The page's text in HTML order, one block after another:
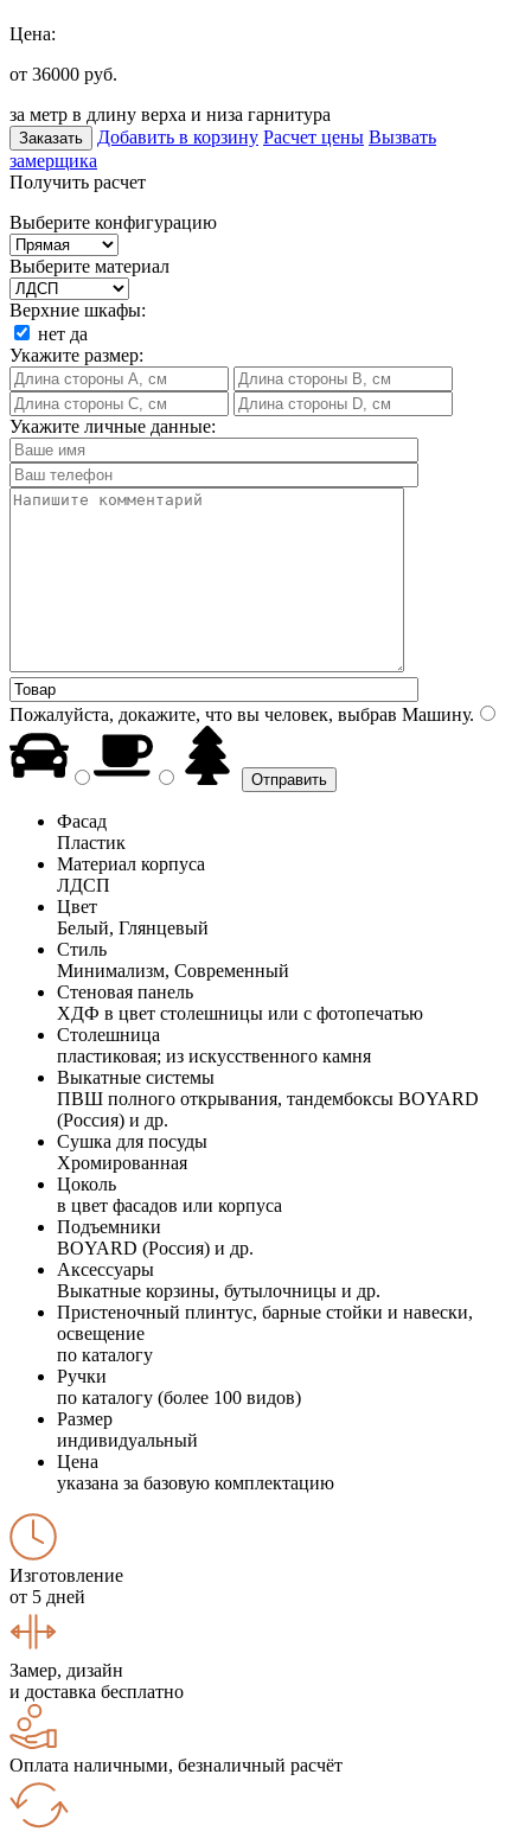
Цена:
от 36000 руб.
за метр в длину верха и низа гарнитура
Заказать Добавить в корзину Расчет цены Вызвать
замерщика
Получить расчет
Выберите конфигурацию
Выберите материал
Верхние шкафы:
нет да
Укажите размер:
Укажите личные данные:
Пожалуйста, докажите, что вы человек, выбрав Машину.
Фасад
Пластик
Материал корпуса
ЛДСП
Цвет
Белый, Глянцевый
Стиль
Минимализм, Современный
Стеновая панель
ХДФ в цвет столешницы или с фотопечатью
Столешница
пластиковая; из искусственного камня
Выкатные системы
ПВШ полного открывания, тандембоксы BOYARD
(Россия) и др.
Сушка для посуды
Хромированная
Цоколь
в цвет фасадов или корпуса
Подъемники
BOYARD (Россия) и др.
Аксессуары
Выкатные корзины, бутылочницы и др.
Пристеночный плинтус, барные стойки и навески,
освещение
по каталогу
Ручки
по каталогу (более 100 видов)
Размер
индивидуальный
Цена
указана за базовую комплектацию
Изготовление
от 5 дней
Замер, дизайн
и доставка бесплатно
Оплата наличными, безналичный расчёт